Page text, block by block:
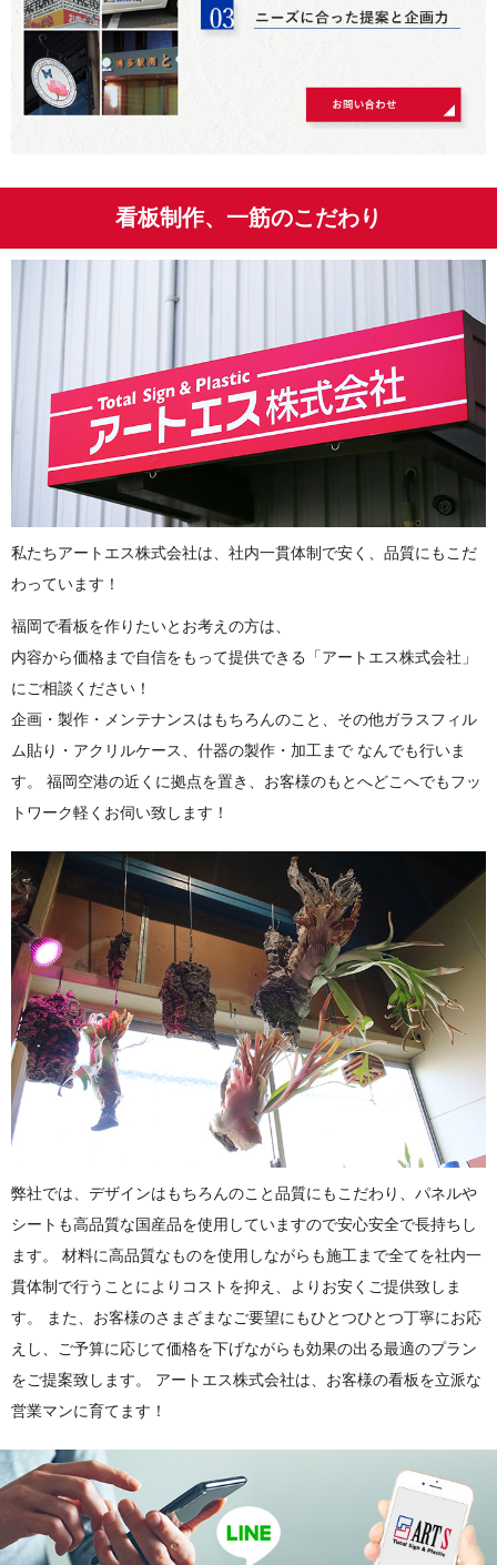
看板制作、一筋のこだわり
私たちアートエス株式会社は、社内一貫体制で安く、品質にもこだ
わっています！
福岡で看板を作りたいとお考えの方は、
内容から価格まで自信をもって提供できる「アートエス株式会社」
にご相談ください！
企画・製作・メンテナンスはもちろんのこと、その他ガラスフィル
ム貼り・アクリルケース、什器の製作・加工まで なんでも行いま
す。 福岡空港の近くに拠点を置き、お客様のもとへどこへでもフッ
トワーク軽くお伺い致します！
弊社では、デザインはもちろんのこと品質にもこだわり、パネルや
シートも高品質な国産品を使用していますので安心安全で長持ちし
ます。 材料に高品質なものを使用しながらも施工まで全てを社内一
貫体制で行うことによりコストを抑え、よりお安くご提供致しま
す。 また、お客様のさまざまなご要望にもひとつひとつ丁寧にお応
えし、ご予算に応じて価格を下げながらも効果の出る最適のプラン
をご提案致します。 アートエス株式会社は、お客様の看板を立派な
営業マンに育てます！